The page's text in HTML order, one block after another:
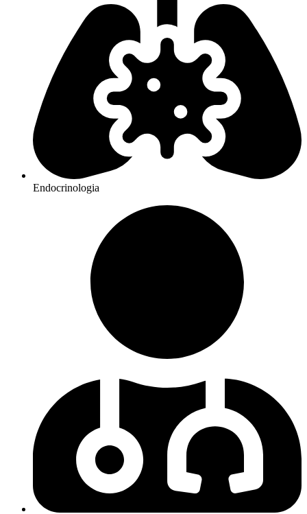
Endocrinologia